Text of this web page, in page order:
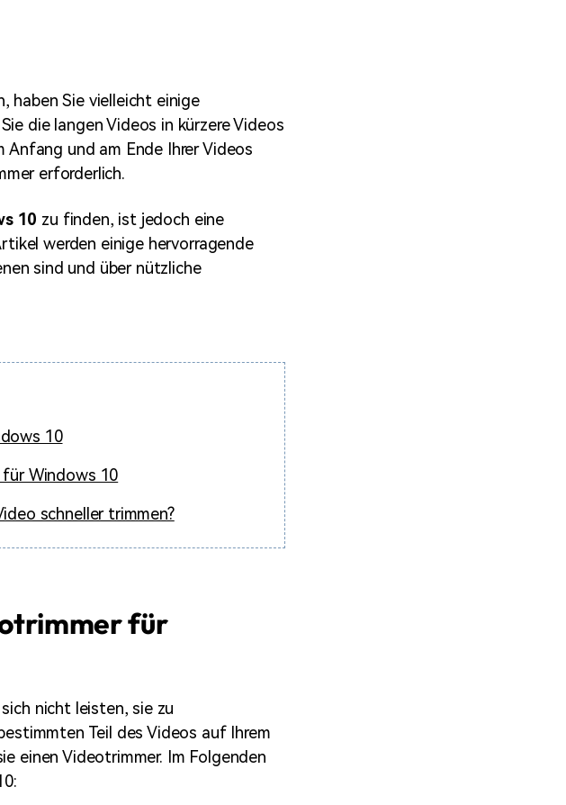
haben Sie vielleicht einige
die langen Videos in kürzere Videos
Anfang und am Ende Ihrer Videos
erforderlich.
10 zu finden, ist jedoch eine
werden einige hervorragende
sind und über nützliche
10
für Windows 10
schneller trimmen?
für
nicht leisten, sie zu
Teil des Videos auf Ihrem
einen Videotrimmer. Im Folgenden